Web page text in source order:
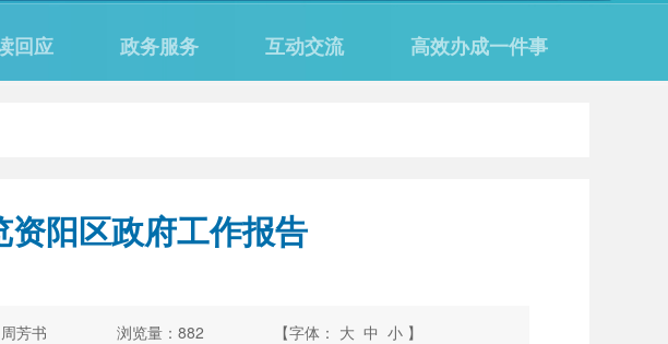
回应 政务服务 互动交流 高效办成一件事
阳区政府工作报告
芳书 浏览量： 882 【字体： 大 中 小 】